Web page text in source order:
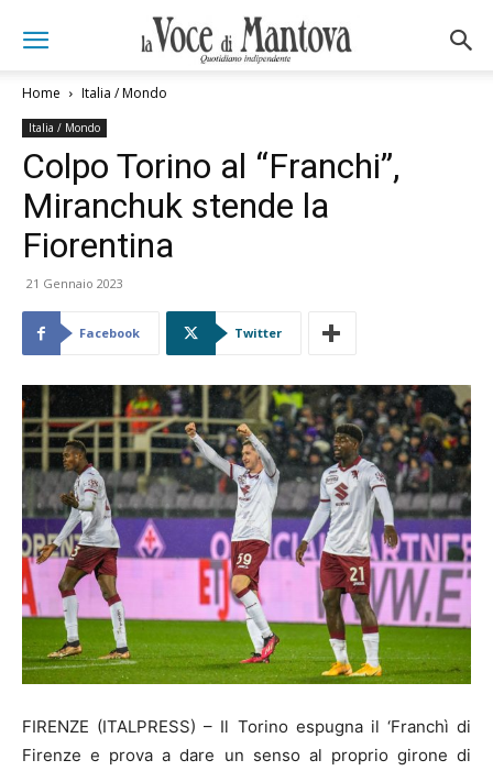
Home Italia / Mondo
Italia / Mondo
Colpo Torino al “Franchi”,
Miranchuk stende la
Fiorentina
21 Gennaio 2023
Facebook Twitter
FIRENZE (ITALPRESS) – Il Torino espugna il ‘Franchì di
Firenze e prova a dare un senso al proprio girone di